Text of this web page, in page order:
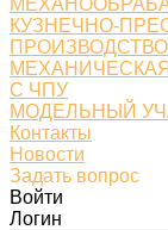
КУЗНЕЧНО-
С ЧПУ
МОДЕЛЬНЫЙ
Контакты
Новости
Задать вопрос
Войти
Логин